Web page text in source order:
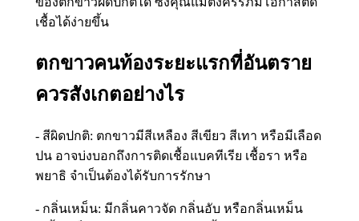
เชื้อได้ง่ายขึ้น
ตกขาวคนท้องระยะแรกที่อันตราย
ควรสังเกตอย่างไร
- สีผิดปกติ: ตกขาวมีสีเหลือง สีเขียว สีเทา หรือมีเลือด
ปน อาจบ่งบอกถึงการติดเชื้อแบคทีเรีย เชื้อรา หรือ
พยาธิ จำเป็นต้องได้รับการรักษา
- กลิ่นเหม็น: มีกลิ่นคาวจัด กลิ่นอับ หรือกลิ่นเหม็น